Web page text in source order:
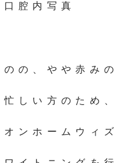
腔内写真
の、やや赤みの
しい方のため、
ンホームウィズ